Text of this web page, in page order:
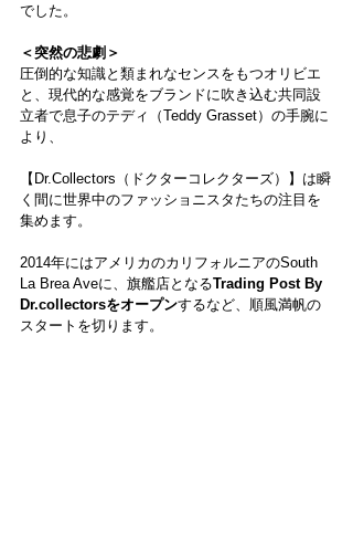
でした。
＜突然の悲劇＞
圧倒的な知識と類まれなセンスをもつオリビエ
と、現代的な感覚をブランドに吹き込む共同設
立者で息子のテディ（Teddy Grasset）の手腕に
より、
【Dr.Collectors（ドクターコレクターズ）】は瞬
く間に世界中のファッショニスタたちの注目を
集めます。
2014年にはアメリカのカリフォルニアのSouth
La Brea Aveに、旗艦店となるTrading Post By
Dr.collectorsをオープンするなど、順風満帆の
スタートを切ります。